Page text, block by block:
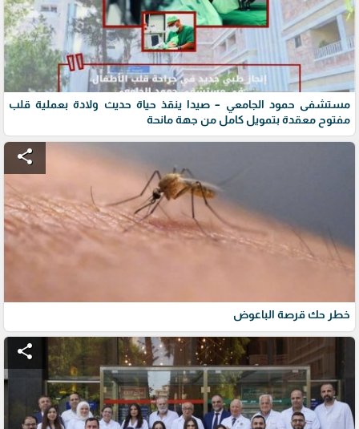
مستشفى حمود الجامعي – صيدا ينقذ حياة حديث ولادة بعملية قلب
مفتوح معقدة بتمويل كامل من جهة مانحة
share
خطر حك قرصة الباعوض
share